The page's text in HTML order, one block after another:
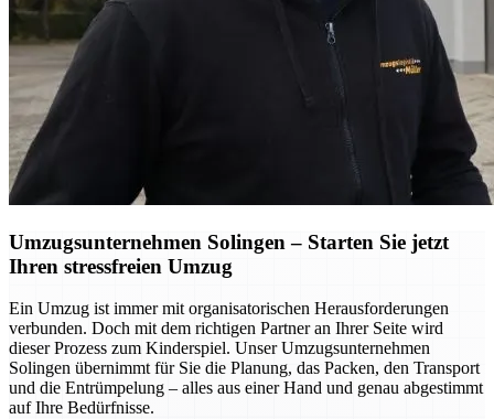
Umzugsunternehmen Solingen – Starten Sie jetzt
Ihren stressfreien Umzug
Ein Umzug ist immer mit organisatorischen Herausforderungen
verbunden. Doch mit dem richtigen Partner an Ihrer Seite wird
dieser Prozess zum Kinderspiel. Unser Umzugsunternehmen
Solingen übernimmt für Sie die Planung, das Packen, den Transport
und die Entrümpelung – alles aus einer Hand und genau abgestimmt
auf Ihre Bedürfnisse.